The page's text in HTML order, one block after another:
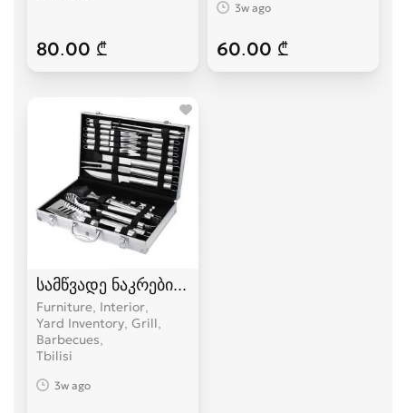
80.00 ₾
3w ago
60.00 ₾
სამწვადე ნაკრები ,bbq set
Furniture, Interior,
Yard Inventory, Grill,
Barbecues
Tbilisi
3w ago